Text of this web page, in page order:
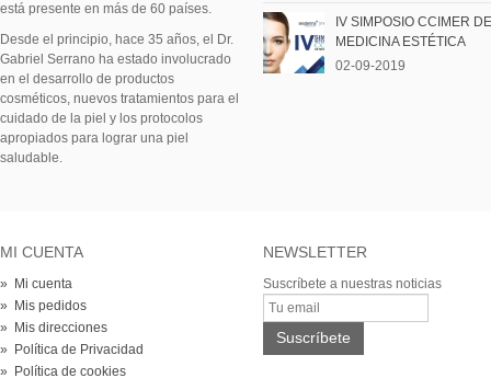
está presente en más de 60 países.
Desde el principio, hace 35 años, el Dr.
Gabriel Serrano ha estado involucrado
en el desarrollo de productos
cosméticos, nuevos tratamientos para el
cuidado de la piel y los protocolos
apropiados para lograr una piel
saludable.
IV SIMPOSIO CCIMER DE
MEDICINA ESTÉTICA
02-09-2019
MI CUENTA
» Mi cuenta
» Mis pedidos
» Mis direcciones
» Política de Privacidad
» Política de cookies
NEWSLETTER
Suscríbete a nuestras noticias